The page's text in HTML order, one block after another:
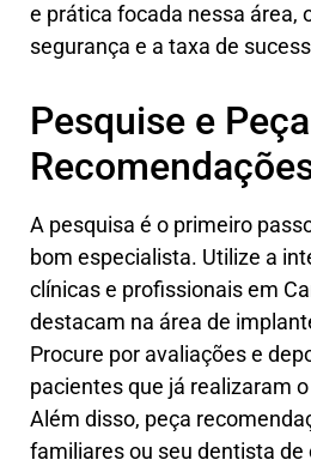
e prática focada nessa área,
segurança e a taxa de
Pesquise e Peça
A pesquisa é o primeiro
bom especialista. Utilize a
clínicas e profissionais em
destacam na área de
Procure por avaliações e
pacientes que já realizaram
Além disso, peça
familiares ou seu dentista de